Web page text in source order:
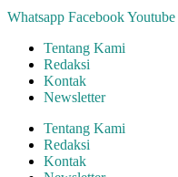
Whatsapp FacebookYoutube
Tentang Kami
Redaksi
Kontak
Newsletter
Tentang Kami
Redaksi
Kontak